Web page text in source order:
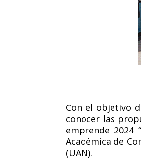
Con el objetivo
conocer las
emprende 2024
Académica de
(UAN).